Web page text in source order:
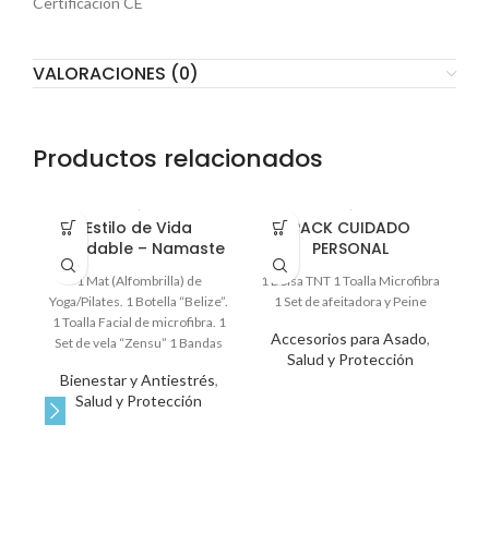
VALORACIONES (0)
Productos relacionados
Estilo de Vida
Saludable – Namaste
Bienestar y Antiestrés,
Salud y Protección
1 Mat (Alfombrilla) de
Yoga/Pilates. 1 Botella “Belize”.
1 Toalla Facial de microfibra. 1
Set de vela “Zensu” 1 Bandas
PACK CUIDADO
PERSONAL
Accesorios para Asado,
Salud y Protección
1 Bolsa TNT 1 Toalla Microfibra
1 Set de afeitadora y Peine